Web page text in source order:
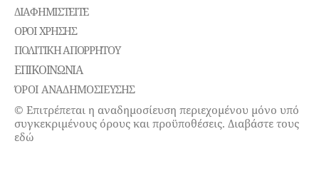
ΔΙΑΦΗΜΙΣΤΕΊΤΕ
ΌΡΟΙ ΧΡΉΣΗΣ
ΠΟΛΙΤΙΚΉ ΑΠΟΡΡΉΤΟΥ
ΕΠΙΚΟΙΝΩΝΊΑ
ΌΡΟΙ ΑΝΑΔΗΜΟΣΙΕΥΣΗΣ
© Επιτρέπεται η αναδημοσίευση περιεχομένου μόνο υπό
συγκεκριμένους όρους και προϋποθέσεις. Διαβάστε τους
εδώ